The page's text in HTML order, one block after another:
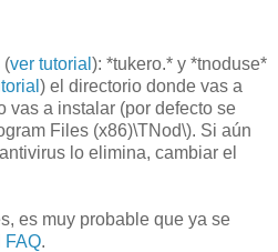
(ver tutorial ): *tukero.* y *tnoduse*
) el directorio donde vas a
vas a instalar (por defecto se
Files (x86)\TNod\). Si aún
lo elimina, cambiar el
es muy probable que ya se
FAQ.